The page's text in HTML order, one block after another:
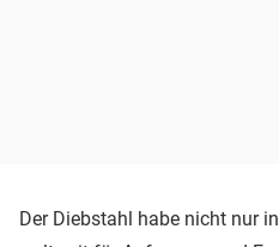
Der Diebstahl habe nicht nur